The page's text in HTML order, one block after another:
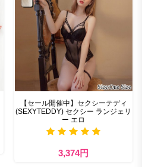
【セール開催中】セクシーテディ
(SEXYTEDDY) セクシー ランジェリ
ー エロ
3,374円